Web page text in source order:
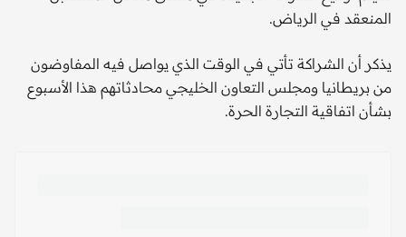
المنعقد في الرياض.
يذكر أن الشراكة تأتي في الوقت الذي يواصل فيه المفاوضون
من بريطانيا ومجلس التعاون الخليجي محادثاتهم هذا الأسبوع
بشأن اتفاقية التجارة الحرة.